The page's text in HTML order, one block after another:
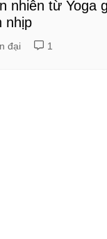
nhiên từ Yoga
nhịp
đại 1